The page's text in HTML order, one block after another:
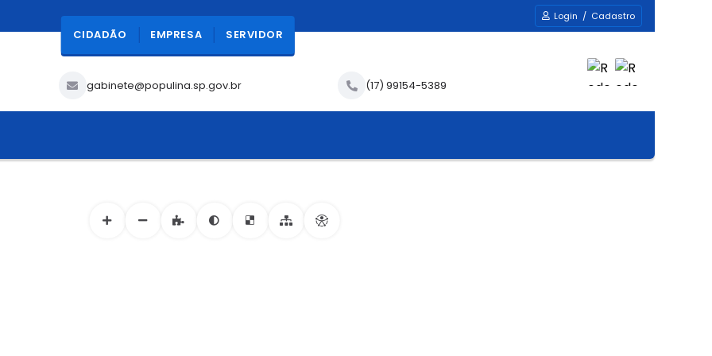
Login / Cadastro
CIDADÃO
EMPRESA SERVIDOR
(17) 99154-5389
gabinete@populina.sp.gov.br